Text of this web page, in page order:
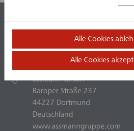
+49 (0) 231.75445.0
assmann GmbH
Baroper Straße 237
44227 Dortmund
Deutschland
www.assmanngruppe.com
Alle Cookies
Alle Cookies